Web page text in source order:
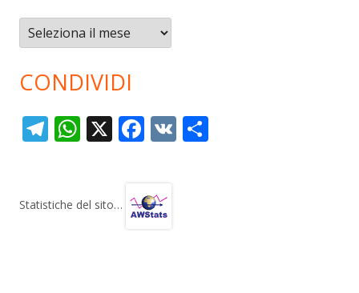
Archivi
CONDIVIDI
T
gr
W
s
X F
b
V
Statistiche del sito…